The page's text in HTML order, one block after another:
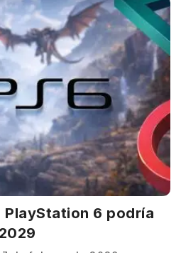
PlayStation 6 podría